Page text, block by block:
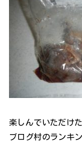
楽しんでいただけ
ブログ村のランキ